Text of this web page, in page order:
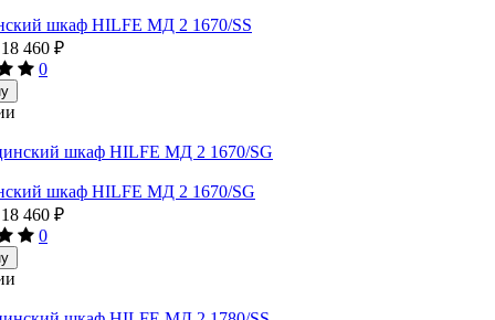
шкаф HILFE МД 2 1670/SS
18 460 ₽
0
шкаф HILFE МД 2 1670/SG
18 460 ₽
0